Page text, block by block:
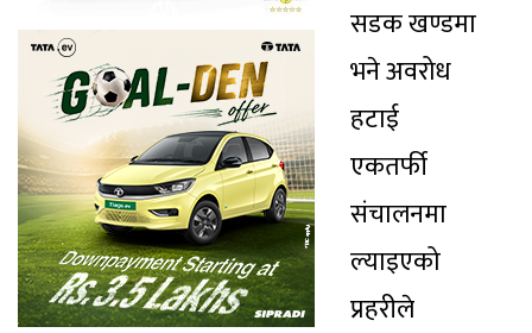
सडक खण्डमा
भने अवरोध
हटाई
एकतर्फी
संचालनमा
ल्याइएको
प्रहरीले